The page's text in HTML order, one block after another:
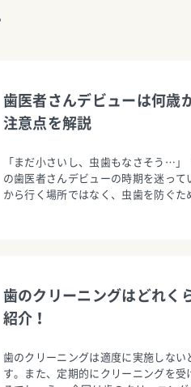
歯医者さんデビューは何歳
注意点を解説
「まだ小さいし、虫歯もなさそう…
の歯医者さんデビューの時期を迷っ
から行く場所ではなく、虫歯を防ぐ
歯のクリーニングはどれく
紹介！
歯のクリーニングは適度に実施しな
す。また、定期的にクリーニングを